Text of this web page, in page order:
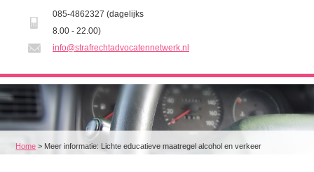
085-4862327 (dagelijks
8.00 - 22.00)
info@strafrechtadvocatennetwerk.nl
Home > Meer informatie: Lichte educatieve maatregel alcohol en verkeer